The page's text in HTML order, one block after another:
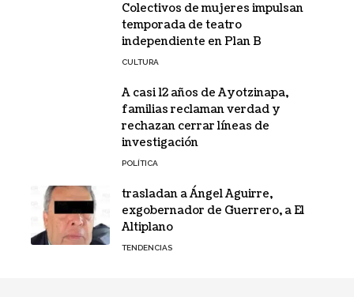
Colectivos de mujeres impulsan
temporada de teatro
independiente en Plan B
CULTURA
A casi 12 años de Ayotzinapa,
familias reclaman verdad y
rechazan cerrar líneas de
investigación
POLÍTICA
trasladan a Ángel Aguirre,
exgobernador de Guerrero, a El
Altiplano
TENDENCIAS